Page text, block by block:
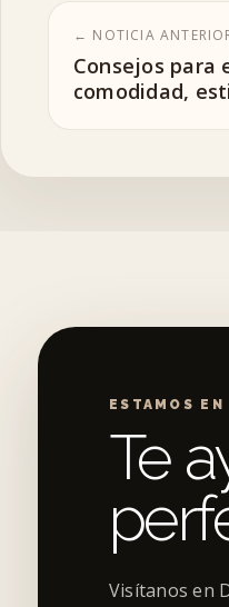
← NOTICIA
Consejos para
comodidad,
ESTAMOS
Te
Visítanos en